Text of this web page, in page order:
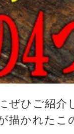
ぜひご紹介
描かれたこ